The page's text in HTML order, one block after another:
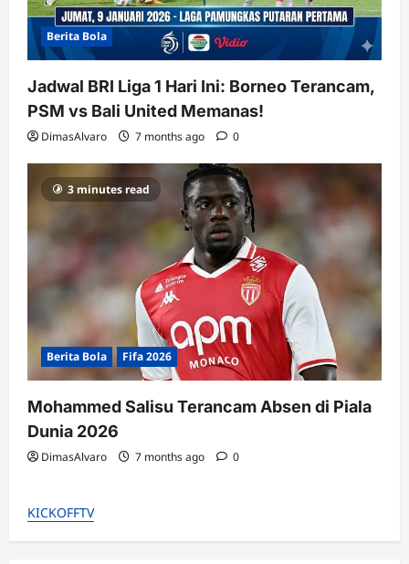
Berita Bola
Jadwal BRI Liga 1 Hari Ini: Borneo Terancam,
PSM vs Bali United Memanas!
DimasAlvaro 7 months ago 0
3 minutes read
Berita Bola Fifa 2026
Mohammed Salisu Terancam Absen di Piala
Dunia 2026
DimasAlvaro 7 months ago 0
KICKOFFTV